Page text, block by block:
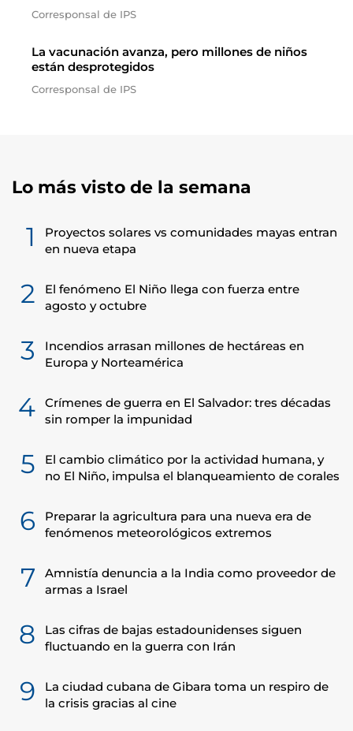
Corresponsal de IPS
La vacunación avanza, pero millones de niños
están desprotegidos
Corresponsal de IPS
Lo más visto de la semana
1
Proyectos solares vs comunidades mayas entran
en nueva etapa
2
El fenómeno El Niño llega con fuerza entre
agosto y octubre
3
Incendios arrasan millones de hectáreas en
Europa y Norteamérica
4
Crímenes de guerra en El Salvador: tres décadas
sin romper la impunidad
5
El cambio climático por la actividad humana, y
no El Niño, impulsa el blanqueamiento de corales
6
Preparar la agricultura para una nueva era de
fenómenos meteorológicos extremos
7
Amnistía denuncia a la India como proveedor de
armas a Israel
8
Las cifras de bajas estadounidenses siguen
fluctuando en la guerra con Irán
9
La ciudad cubana de Gibara toma un respiro de
la crisis gracias al cine